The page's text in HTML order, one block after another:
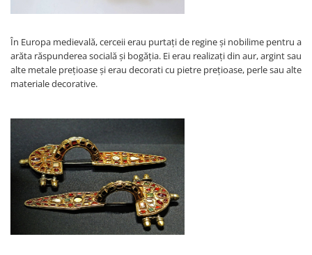
În Europa medievală, cerceii erau purtați de regine și nobilime pentru a
arăta răspunderea socială și bogăția. Ei erau realizați din aur, argint sau
alte metale prețioase și erau decorati cu pietre prețioase, perle sau alte
materiale decorative.